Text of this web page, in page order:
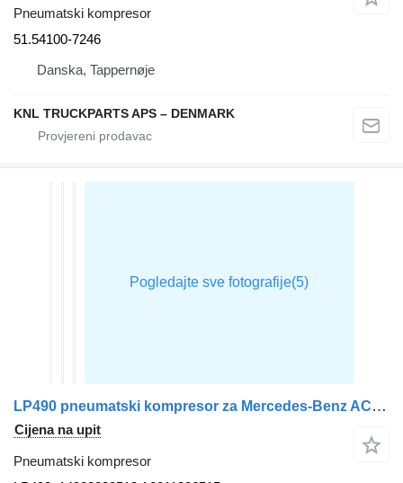
Pneumatski kompresor
51.54100-7246
Danska, Tappernøje
KNL TRUCKPARTS APS – DENMARK
LP490 pneumatski kompresor za Mercedes-Benz ACTROS MP4 tegljača
Cijena na upit
Pneumatski kompresor